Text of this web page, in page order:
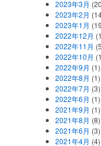
2023年3月
2023年2月
2023年1月
2022年12月
2022年11月
2022年10月
2022年9月 (1)
2022年8月 (1)
2022年7月 (3)
2022年6月 (1)
2021年9月 (1)
2021年8月 (8)
2021年6月 (3)
2021年4月 (4)